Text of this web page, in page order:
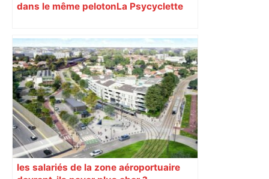
dans le même peloton​​​​​​ La Psycyclette
vivant avec des troubles psychiques,
des soignants et des cyclotouristes.
« La Croix » a participé en septembre à
sa septième édition, du Mont-Saint-
Michel à Toulouse.
les salariés de la zone aéroportuaire